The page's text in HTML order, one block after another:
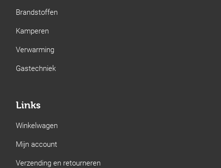
Brandstoffen
Kamperen
Verwarming
Gastechniek
Links
Winkelwagen
Mijn account
Verzending en retourneren